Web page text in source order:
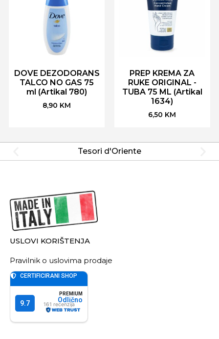
DOVE DEZODORANS
TALCO NO GAS 75
ml (Artikal 780)
8,90 KM
PREP KREMA ZA
RUKE ORIGINAL -
TUBA 75 ML (Artikal
1634)
6,50 KM
Tesori d'Oriente
USLOVI KORIŠTENJA
Pravilnik o uslovima prodaje